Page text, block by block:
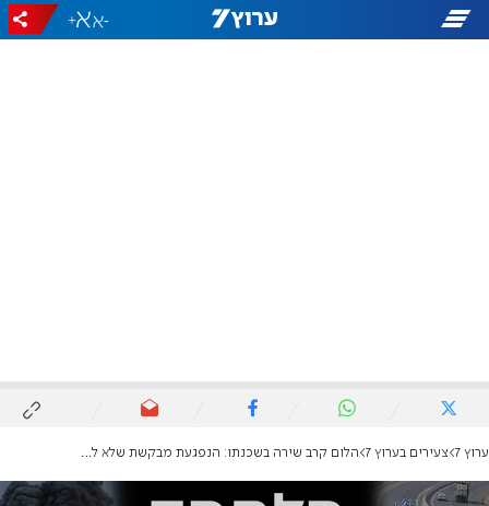
-
+
ערוץ 7 צעירים בערוץ 7 הלום קרב שירה בשכנתו: הנפגעת מבקשת שלא להעניש את היורה